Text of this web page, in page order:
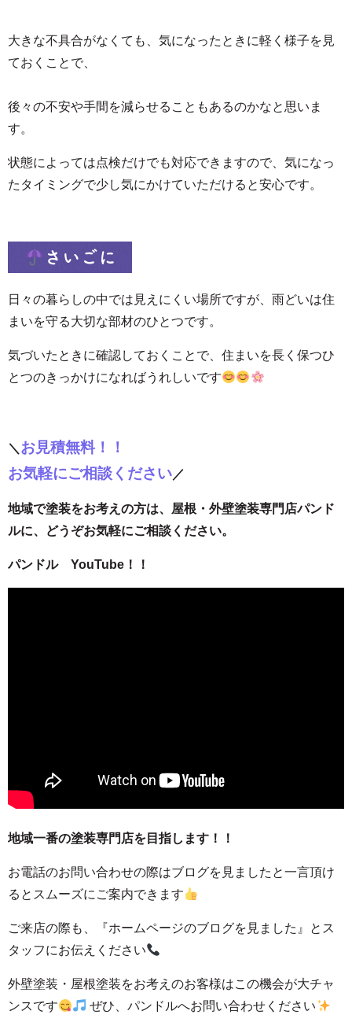
大きな不具合がなくても、気になったときに軽く様子を見
ておくことで、
後々の不安や手間を減らせることもあるのかなと思いま
す。
状態によっては点検だけでも対応できますので、気になっ
たタイミングで少し気にかけていただけると安心です。
さいごに
日々の暮らしの中では見えにくい場所ですが、雨どいは住
まいを守る大切な部材のひとつです。
気づいたときに確認しておくことで、住まいを長く保つひ
とつのきっかけになればうれしいです
＼ お見積無料！！
お気軽にご相談ください／
地域で塗装をお考えの方は、屋根・外壁塗装専門店パンド
ルに、どうぞお気軽にご相談ください。
パンドル YouTube！！
地域一番の塗装専門店を目指します！！
お電話のお問い合わせの際はブログを見ましたと一言頂け
るとスムーズにご案内できます
ご来店の際も、
『ホームページのブログを見ました』とス
タッフにお伝えください
外壁塗装・屋根塗装をお考えのお客様はこの機会が大チャ
ンスです
ぜひ、パンドルへお問い合わせください